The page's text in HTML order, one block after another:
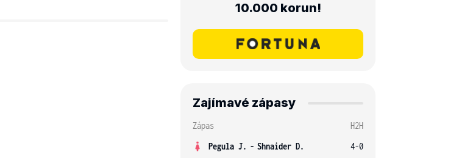
10.000 korun!
Zajímavé zápasy
Zápas
H2H
Pegula J. - Shnaider D.
4-0